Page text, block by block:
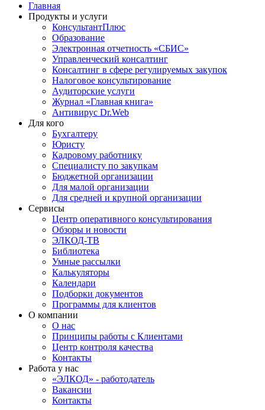
Главная
Продукты и услуги
КонсультантПлюс
Образование
Электронная отчетность «СБИС»
Управленческий консалтинг
Консалтинг в сфере регулируемых закупок
Налоговое консультирование
Аудиторские услуги
Журнал «Главная книга»
Антивирус Dr.Web
Для кого
Бухгалтеру
Юристу
Кадровому работнику
Специалисту по закупкам
Бюджетной организации
Для малой организации
Для средней и крупной организации
Сервисы
Центр оперативного консультирования
Обзоры и новости
ЭЛКОД-ТВ
Библиотека
Умные рассылки
Калькуляторы
Календари
Подборки документов
Программы для клиентов
О компании
О нас
Принципы работы с Клиентами
Центр контроля качества
Контакты
Работа у нас
«ЭЛКОД» - работодатель
Вакансии
Контакты